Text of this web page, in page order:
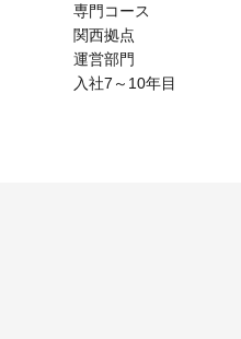
専門コース
関西拠点
運営部門
入社7～10年目